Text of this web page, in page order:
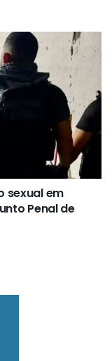
sexual em
Penal de